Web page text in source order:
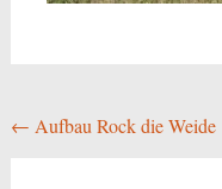
← Aufbau Rock die Weide